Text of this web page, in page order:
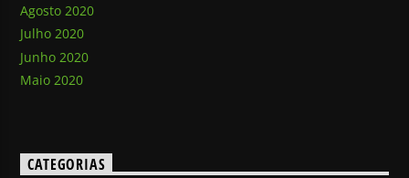
Agosto 2020
Julho 2020
Junho 2020
Maio 2020
CATEGORIAS